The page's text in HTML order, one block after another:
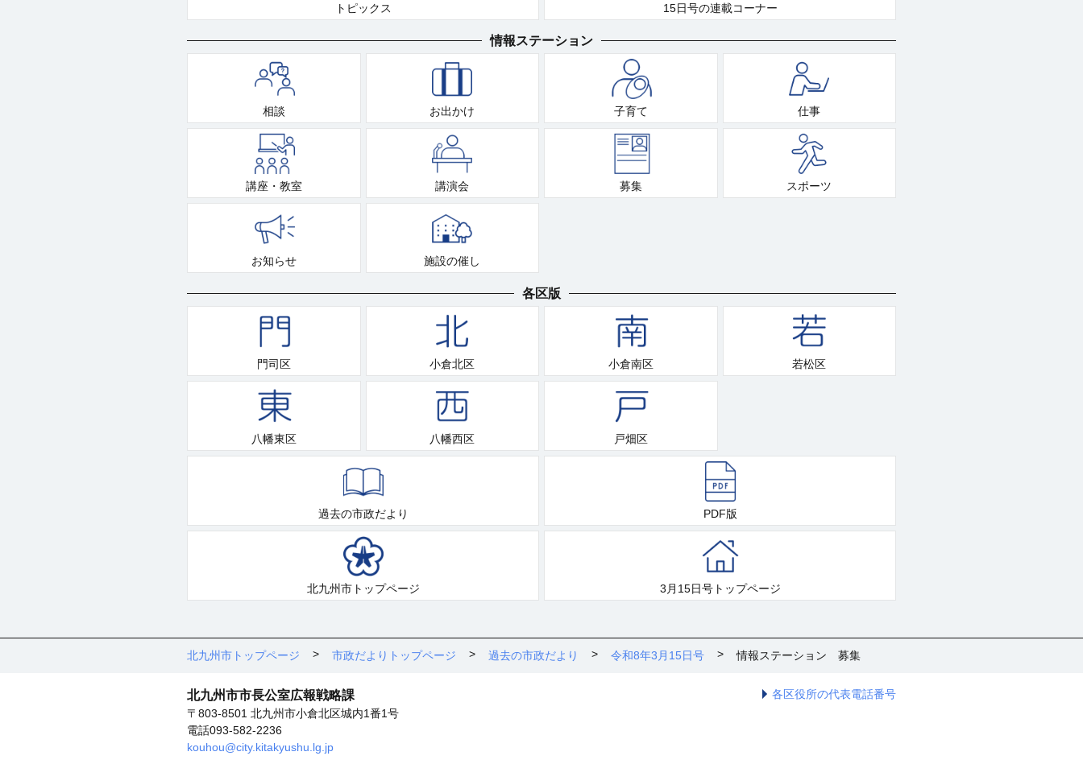
トピックス 15日号の連載コーナー
情報ステーション
相談 お出かけ 子育て 仕事
講座・教室 講演会 募集 スポーツ
お知らせ 施設の催し
各区版
門司区 小倉北区 小倉南区 若松区
八幡東区 八幡西区 戸畑区
過去の市政だより PDF版
北九州市トップページ 3月15日号トップページ
北九州市トップページ 市政だよりトップページ 過去の市政だより 令和8年3月15日号 情報ステーション 募集
各区役所の代表電話番号
北九州市市長公室広報戦略課
〒803-8501 北九州市小倉北区城内1番1号
電話093-582-2236
kouhou@city.kitakyushu.lg.jp